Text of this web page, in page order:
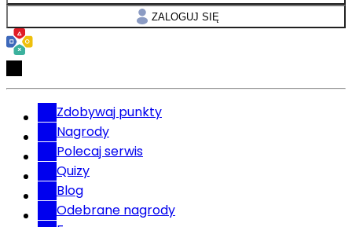
ZALOGUJ SIĘ
Zdobywaj punkty
Nagrody
Polecaj serwis
Quizy
Blog
Odebrane nagrody